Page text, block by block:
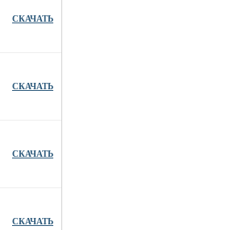
СКАЧАТЬ
СКАЧАТЬ
СКАЧАТЬ
СКАЧАТЬ